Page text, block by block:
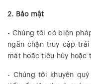
2. Bảo mật
- Chúng tôi có biện
ngăn chặn truy cập
mát hoặc tiêu hủy hoặc
- Chúng tôi khuyên